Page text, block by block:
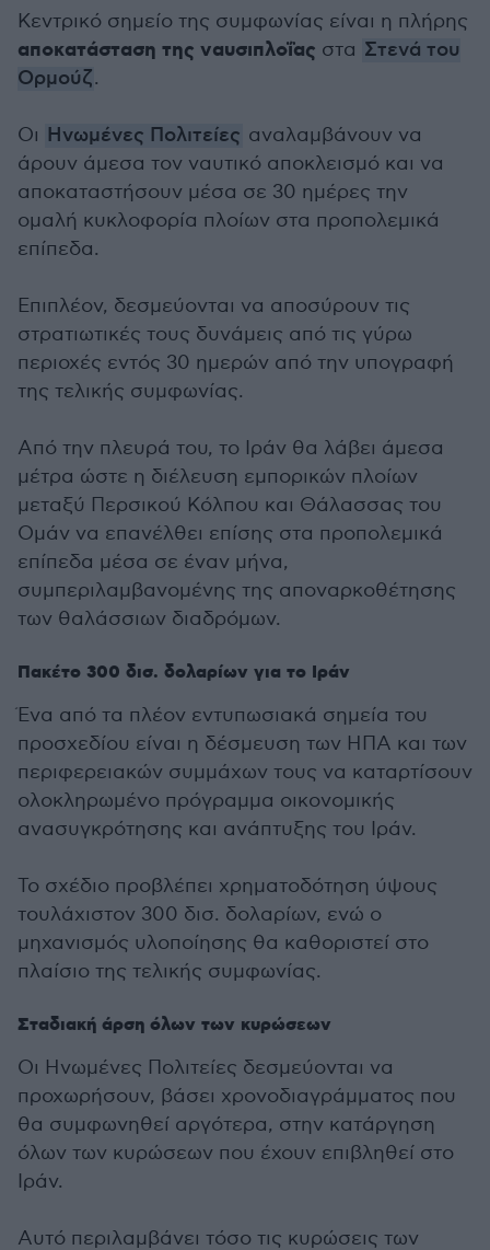
Κεντρικό σημείο της συμφωνίας είναι η πλήρης
αποκατάσταση της ναυσιπλοΐας στα Στενά του
Ορμούζ.
Οι Ηνωμένες Πολιτείες αναλαμβάνουν να
άρουν άμεσα τον ναυτικό αποκλεισμό και να
αποκαταστήσουν μέσα σε 30 ημέρες την
ομαλή κυκλοφορία πλοίων στα προπολεμικά
επίπεδα.
Επιπλέον, δεσμεύονται να αποσύρουν τις
στρατιωτικές τους δυνάμεις από τις γύρω
περιοχές εντός 30 ημερών από την υπογραφή
της τελικής συμφωνίας.
Από την πλευρά του, το Ιράν θα λάβει άμεσα
μέτρα ώστε η διέλευση εμπορικών πλοίων
μεταξύ Περσικού Κόλπου και Θάλασσας του
Ομάν να επανέλθει επίσης στα προπολεμικά
επίπεδα μέσα σε έναν μήνα,
συμπεριλαμβανομένης της αποναρκοθέτησης
των θαλάσσιων διαδρόμων.
Πακέτο 300 δισ. δολαρίων για το Ιράν
Ένα από τα πλέον εντυπωσιακά σημεία του
προσχεδίου είναι η δέσμευση των ΗΠΑ και των
περιφερειακών συμμάχων τους να καταρτίσουν
ολοκληρωμένο πρόγραμμα οικονομικής
ανασυγκρότησης και ανάπτυξης του Ιράν.
Το σχέδιο προβλέπει χρηματοδότηση ύψους
τουλάχιστον 300 δισ. δολαρίων, ενώ ο
μηχανισμός υλοποίησης θα καθοριστεί στο
πλαίσιο της τελικής συμφωνίας.
Σταδιακή άρση όλων των κυρώσεων
Οι Ηνωμένες Πολιτείες δεσμεύονται να
προχωρήσουν, βάσει χρονοδιαγράμματος που
θα συμφωνηθεί αργότερα, στην κατάργηση
όλων των κυρώσεων που έχουν επιβληθεί στο
Ιράν.
Αυτό περιλαμβάνει τόσο τις κυρώσεις των